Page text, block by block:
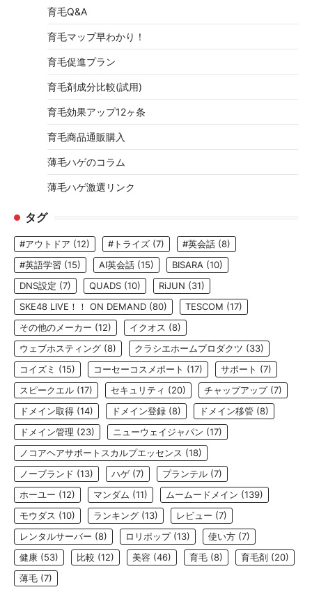
育毛Q&A
育毛マップ早わかり！
育毛促進プラン
育毛剤成分比較(試用)
育毛効果アップ12ヶ条
育毛商品通販購入
薄毛ハゲのコラム
薄毛ハゲ激選リンク
タグ
#アウトドア (12) #トライズ (7) #英会話 (8)
#英語学習 (15) AI英会話 (15) BISARA (10)
DNS設定 (7) QUADS (10) RiJUN (31)
SKE48 LIVE！！ ON DEMAND (80) TESCOM (17)
その他のメーカー (12) イクオス (8)
ウェブホスティング (8) クラシエホームプロダクツ (33)
コイズミ (15) コーセーコスメポート (17) サポート (7)
スピークエル (17) セキュリティ (20) チャップアップ(7)
ドメイン取得 (14) ドメイン登録 (8) ドメイン移管 (8)
ドメイン管理 (23) ニューウェイジャパン (17)
ノコアヘアサポートスカルプエッセンス (18)
ノーブランド (13) ハゲ (7) プランテル (7)
ホーユー (12) マンダム (11) ムームードメイン (139)
モウダス (10) ランキング (13) レビュー (7)
レンタルサーバー (8) ロリポップ(13) 使い方 (7)
健康 (53) 比較 (12) 美容 (46) 育毛 (8) 育毛剤 (20)
薄毛 (7)